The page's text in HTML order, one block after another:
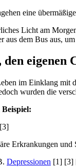
eine übermäßige
Licht am
aus dem Bus aus,
eigenen
im Einklang
wurden die
Erkrankungen
Depressionen [1] [3]